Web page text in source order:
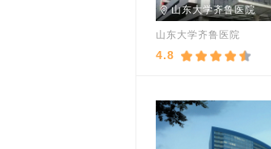
山东大学齐鲁医院
山东大学齐鲁医院
4.8